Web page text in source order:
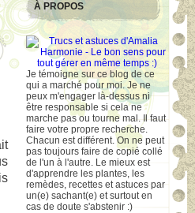
À PROPOS
Je témoigne sur ce blog de ce
qui a marché pour moi. Je ne
peux m'engager là-dessus ni
être responsable si cela ne
marche pas ou tourne mal. Il faut
faire votre propre recherche.
Chacun est différent. On ne peut
pas toujours faire de copié collé
de l'un à l'autre. Le mieux est
d'apprendre les plantes, les
remèdes, recettes et astuces par
un(e) sachant(e) et surtout en
cas de doute s'abstenir :)